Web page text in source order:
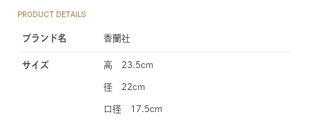
PRODUCT DETAILS
ブランド名 香蘭社
サイズ 高 23.5cm
径 22cm
口径 17.5cm